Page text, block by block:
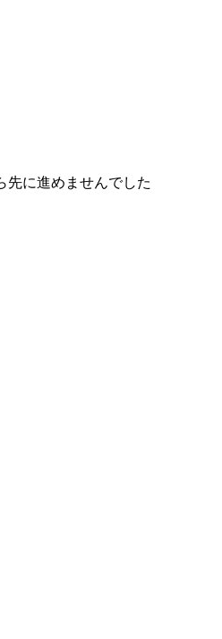
先に進めませんでした